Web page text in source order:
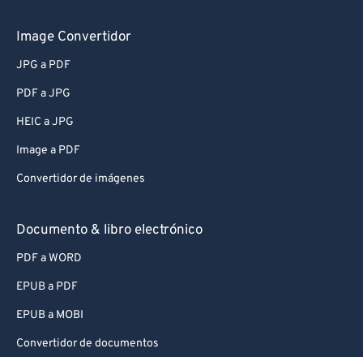
Image Convertidor
JPG a PDF
PDF a JPG
HEIC a JPG
Image a PDF
Convertidor de imágenes
Documento & libro electrónico
PDF a WORD
EPUB a PDF
EPUB a MOBI
Convertidor de documentos